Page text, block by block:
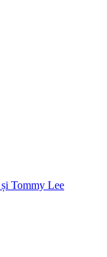
Tommy Lee